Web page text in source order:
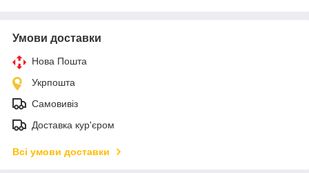
Умови доставки
Нова Пошта
Укрпошта
Самовивіз
Доставка кур'єром
Всі умови доставки